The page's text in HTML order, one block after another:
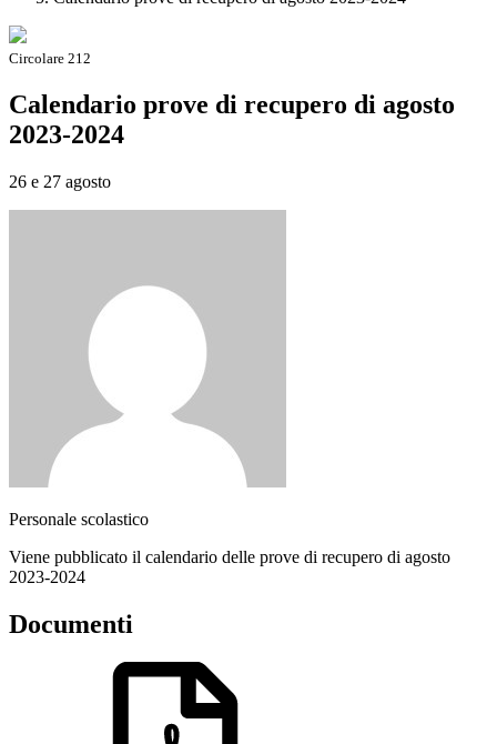
Circolare 212
Calendario prove di recupero di agosto
2023-2024
26 e 27 agosto
Personale scolastico
Viene pubblicato il calendario delle prove di recupero di agosto
2023-2024
Documenti